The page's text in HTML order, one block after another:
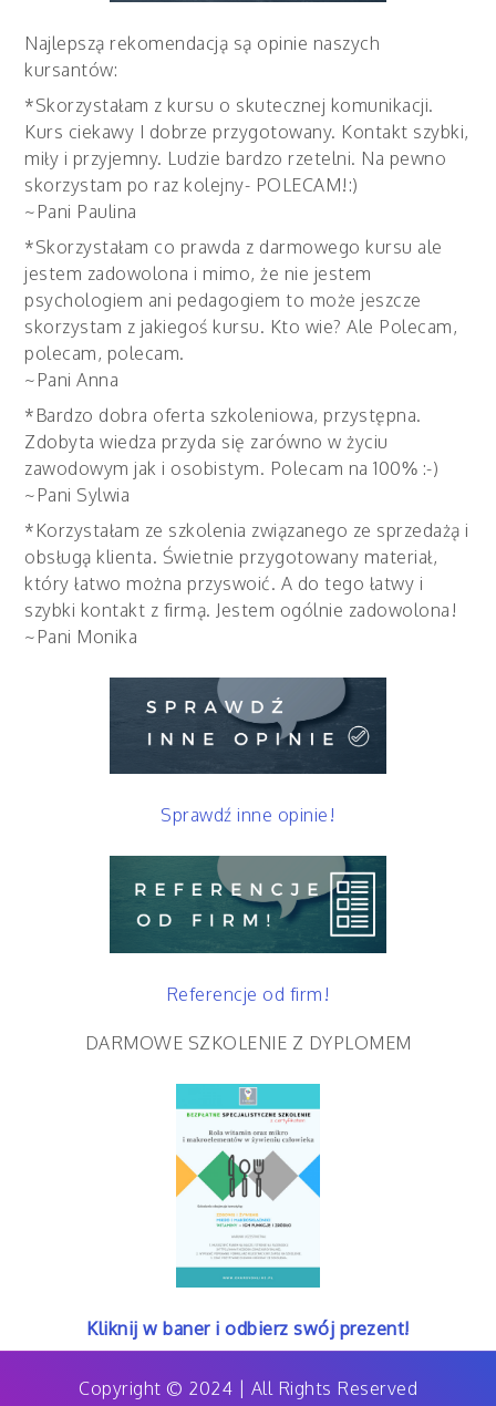
Najlepszą rekomendacją są opinie naszych
kursantów:
*Skorzystałam z kursu o skutecznej komunikacji.
Kurs ciekawy I dobrze przygotowany. Kontakt szybki,
miły i przyjemny. Ludzie bardzo rzetelni. Na pewno
skorzystam po raz kolejny- POLECAM!:)
~Pani Paulina
*Skorzystałam co prawda z darmowego kursu ale
jestem zadowolona i mimo, że nie jestem
psychologiem ani pedagogiem to może jeszcze
skorzystam z jakiegoś kursu. Kto wie? Ale Polecam,
polecam, polecam.
~Pani Anna
*Bardzo dobra oferta szkoleniowa, przystępna.
Zdobyta wiedza przyda się zarówno w życiu
zawodowym jak i osobistym. Polecam na 100% :-)
~Pani Sylwia
*Korzystałam ze szkolenia związanego ze sprzedażą i
obsługą klienta. Świetnie przygotowany materiał,
który łatwo można przyswoić. A do tego łatwy i
szybki kontakt z firmą. Jestem ogólnie zadowolona!
~Pani Monika
Sprawdź inne opinie!
Referencje od firm!
DARMOWE SZKOLENIE Z DYPLOMEM
Kliknij w baner i odbierz swój prezent!
Copyright © 2024 | All Rights Reserved